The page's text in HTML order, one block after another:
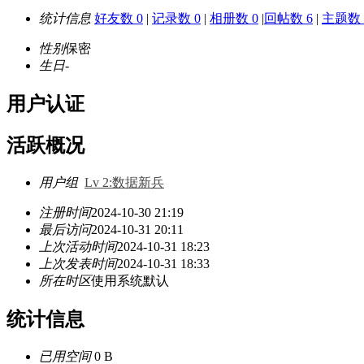
统计信息 好友数 0 | 记录数 0 | 相册数 0 |回帖数 6 | 主题数
性别保密
生日-
用户认证
活跃概况
用户组 Lv 2:数据新兵
注册时间2024-10-30 21:19
最后访问2024-10-31 20:11
上次活动时间2024-10-31 18:23
上次发表时间2024-10-31 18:33
所在时区使用系统默认
统计信息
已用空间0 B